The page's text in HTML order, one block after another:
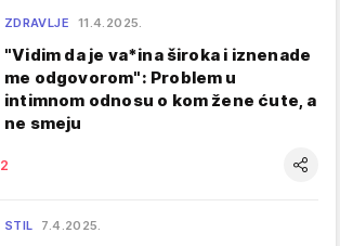
ZDRAVLJE 11.4.2025.
"Vidim da je va*ina široka i iznenade
me odgovorom": Problem u
intimnom odnosu o kom žene ćute, a
ne smeju
2
STIL 7.4.2025.